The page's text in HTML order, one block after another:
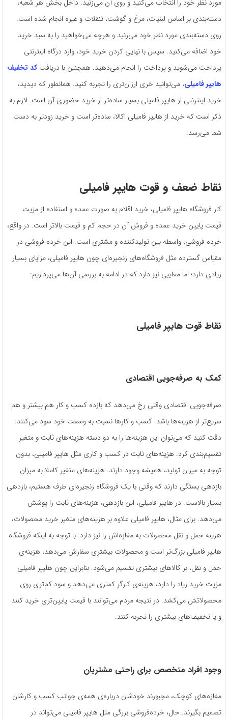
مورد نظر خود را انتخاب می‌کنید و روی آن می‌زنید. داخل بخش هر شعبه،
دسته‌بندی بر اساس لبنیات، مرغ و گوشت، تنقلات و غیره انجام شده است.
روی دسته‌بندی مورد نظر خود می‌زنید و هرچه می‌خواهید را به سبد خرید
خود اضافه می‌کنید. سپس با نهایی کردن خرید خود، وارد درگاه اینترنتی
پرداخت می‌شوید و پرداخت را انجام می‌دهید. همچنین با دریافتکد تخفیف
هایپر فامیلی، می‌توانید خری ارزان‌تری را تجربه کنید. همانطور که دیدید،
خرید اینترنتی از هایپر فامیلی بسیار ساده‌تر از خرید حضوری آن است. لازم به
ذکر است که خرید از هایپر فامیلی اکالا، ساده‌تر است و خرید زودتر به دست
شما می‌رسد.
نقاط ضعف و قوت هایپر فامیلی
کار فروشگاه هایپر فامیلی، خرید اقلام به صورت عمده و استفاده از مزیت
قیمت پایین خرید عمده و فروش آن در حجم کم و قیمت بالاتر است. در واقع،
خرده فروشی، واسطه‌ بین تولیدکننده و مشتری است. این خرده‌ فروشی در
مقیاس گسترده مثل فروشگاه‌‌های زنجیره‌‌ای چون هایپر فامیلی، مزایای بسیار
زیادی دارد؛ اما معایبی نیز دارد که در ادامه به بررسی آن‌ها می‌پردازیم:
نقاط قوت هایپر فامیلی
کمک به صرفه‌جویی اقتصادی
صرفه‌جویی اقتصادی وقتی رخ می‌دهد که بازده کسب‌ و کار هم بیشتر و هم
سریع‌تر از هزینه‌ها باشد. کسب ‌و کار‌ها نسبت به وسعت خود سود می‌کنند.
دقت کنید که می‌توان این هزینه‌ها را به دو دسته هزینه‌‌های ثابت و متغیر
تقسیم‌بندی کرد. هزینه‌های ثابت در کسب و کاری مثل هایپر فامیلی، بدون
توجه به میزان تولید، همیشه وجود دارند. هزینه‌های متغیر کاملا به میزان
بازدهی بستگی دارند که وقتی با یک فروشگاه زنجیره‌ای طرف هستیم، بازدهی
بسیار بالاست. در هایپر فامیلی، این بازدهی، هزینه‌های ثابت را پوشش
می‌دهد. برای مثال، هایپر فامیلی علاوه بر هزینه‌های متغیر خرید محصولات،
هزینه حمل و نقل محصولات به مغازه‌اش را نیز دارد. با توجه به اینکه فروشگاه
هایپر فامیلی بزرگ‌تر است و محصولات بیشتری سفارش می‌دهد، هزینه‌ی
حمل و نقل، بر کالاهای بیشتری تقسیم می‌شود. بنابراین چون هلیپر فامیلی
مزیت خرید زیاد را دارد، هزینه‌ی کارگر کمتری می‌دهد و سود کم‌تری روی
محصولاتش می‌کشد. در نتیجه مردم می‌توانند با قیمت پایین‌تری خرید کنند
و یا تخفیف‌های بیشتری را تجربه کنند.
وجود افراد متخصص برای راحتی مشتریان
مغازه‌های کوچک، مجبورند خودشان درباره‌ی همه‌ی جوانب کسب ‌و کارشان
تصمیم بگیرند. حال، خرده‌فروشی بزرگی مثل هایپر فامیلی می‌تواند در